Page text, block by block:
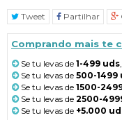
Tweet Partilhar
Comprando mais te
Se tu levas de 1-499 uds
Se tu levas de 500-1499
Se tu levas de 1500-
Se tu levas de 2500-
Se tu levas de +5.000